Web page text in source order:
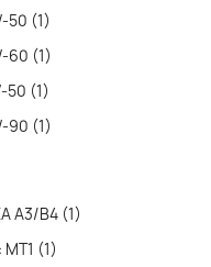
50 (1)
60 (1)
50 (1)
90 (1)
A3/B4 (1)
MT1 (1)